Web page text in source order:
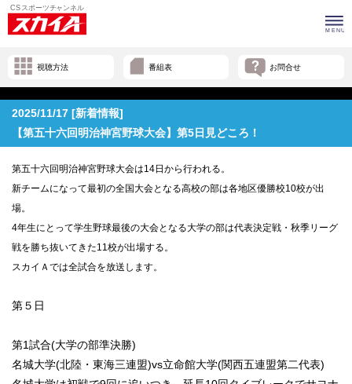
視聴方法 番組表 お問合せ
2025/11/17 [新着情報]
【第五十六回明治神宮野球大会】第5日見どころ！
第五十六回明治神宮野球大会は14日から行われる。
新チームになって最初の全国大会となる高校の部は各地区優勝校10校が出
場。
4年生にとって学生野球最後の大会となる大学の部は代表決定戦・秋季リーグ
戦を勝ち抜いてきた11校が出場する。
スカイＡでは全試合を放送します。
第５日
第1試合(大学の部準決勝)
名城大学(北陸・東海三連盟)vs立命館大学(関西五連盟第二代表)